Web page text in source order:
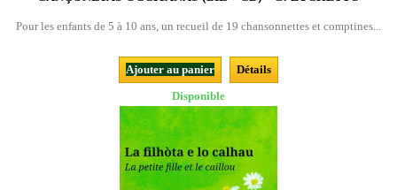
Pour les enfants de 5 à 10 ans, un recueil de 19 chansonnettes et comptines...
Ajouter au panier
Détails
Disponible